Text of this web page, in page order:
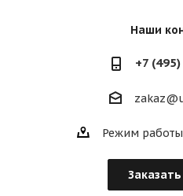
Наши
+7
Режим